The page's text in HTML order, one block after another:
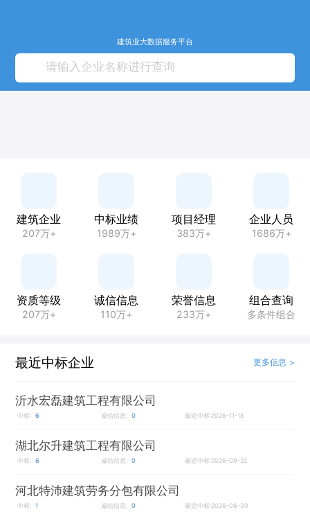
建筑业大数据服务平台
建筑企业
207万+
中标业绩
1989万+
项目经理
383万+
企业人员
1686万+
资质等级
207万+
诚信信息
110万+
荣誉信息
233万+
组合查询
多条件组合
最近中标企业 更多信息 >
沂水宏磊建筑工程有限公司
中标: 6 诚信信息: 0 最近中标:2026-11-18
湖北尔升建筑工程有限公司
中标: 6 诚信信息: 0 最近中标:2026-09-22
河北特沛建筑劳务分包有限公司
中标: 1 诚信信息: 0 最近中标:2026-08-30